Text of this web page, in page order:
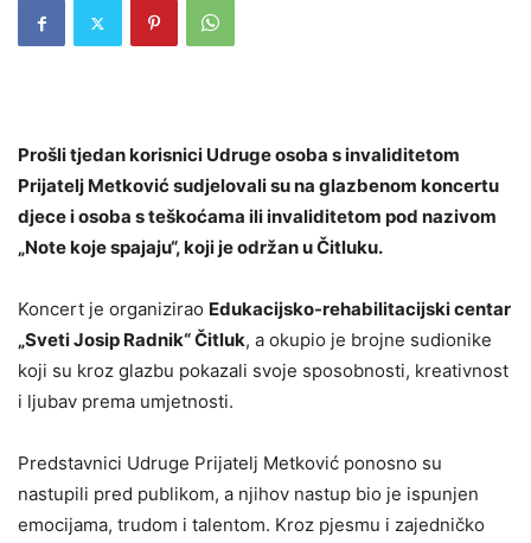
Prošli tjedan korisnici Udruge osoba s invaliditetom
Prijatelj Metković sudjelovali su na glazbenom koncertu
djece i osoba s teškoćama ili invaliditetom pod nazivom
„Note koje spajaju“, koji je održan u Čitluku.
Koncert je organizirao Edukacijsko-rehabilitacijski centar
„Sveti Josip Radnik“ Čitluk, a okupio je brojne sudionike
koji su kroz glazbu pokazali svoje sposobnosti, kreativnost
i ljubav prema umjetnosti.
Predstavnici Udruge Prijatelj Metković ponosno su
nastupili pred publikom, a njihov nastup bio je ispunjen
emocijama, trudom i talentom. Kroz pjesmu i zajedničko